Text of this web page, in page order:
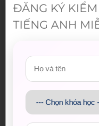
Bài viết mới
Spider-
ĐĂNG KÝ
TIẾNG ANH